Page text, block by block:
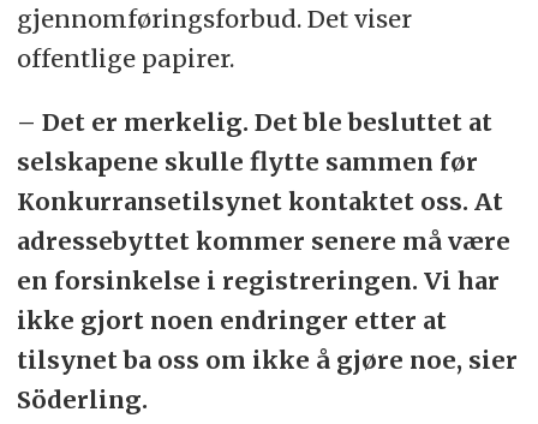
gjennomføringsforbud. Det viser
offentlige papirer.
– Det er merkelig. Det ble besluttet at
selskapene skulle flytte sammen før
Konkurransetilsynet kontaktet oss. At
adressebyttet kommer senere må være
en forsinkelse i registreringen. Vi har
ikke gjort noen endringer etter at
tilsynet ba oss om ikke å gjøre noe, sier
Söderling.